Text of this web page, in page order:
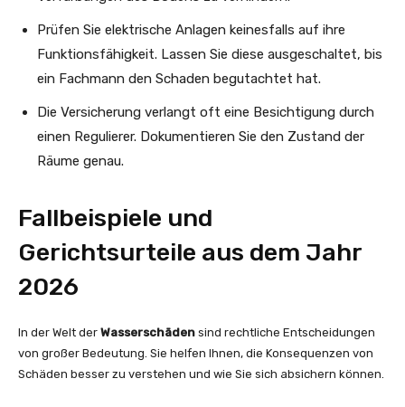
Prüfen Sie elektrische Anlagen keinesfalls auf ihre
Funktionsfähigkeit. Lassen Sie diese ausgeschaltet, bis
ein Fachmann den Schaden begutachtet hat.
Die Versicherung verlangt oft eine Besichtigung durch
einen Regulierer. Dokumentieren Sie den Zustand der
Räume genau.
Fallbeispiele und
Gerichtsurteile aus dem Jahr
2026
In der Welt der Wasserschäden sind rechtliche Entscheidungen
von großer Bedeutung. Sie helfen Ihnen, die Konsequenzen von
Schäden besser zu verstehen und wie Sie sich absichern können.